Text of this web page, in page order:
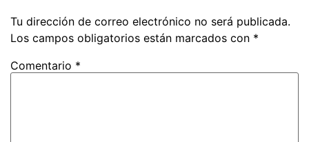
Tu dirección de correo electrónico no será publicada.
Los campos obligatorios están marcados con *
Comentario *